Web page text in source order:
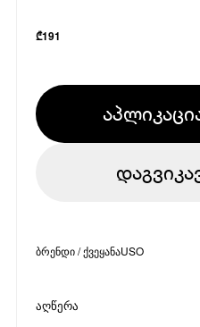
₾191
ბრენდი / ქვეყანაUSO
აღწერა